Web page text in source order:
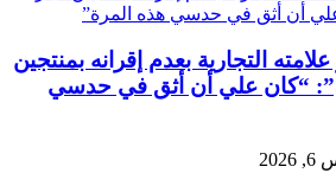
التجارية بعدم إقرانه بمنتجين
“كان علي أن أثق في حدسي